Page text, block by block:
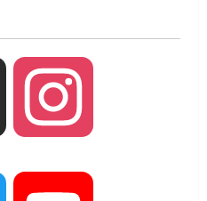
Threads
2026
NEWS
जिला निर्वाचन अधिकारी ने
क्षेत्र के पोलिंग बूथों का
2026